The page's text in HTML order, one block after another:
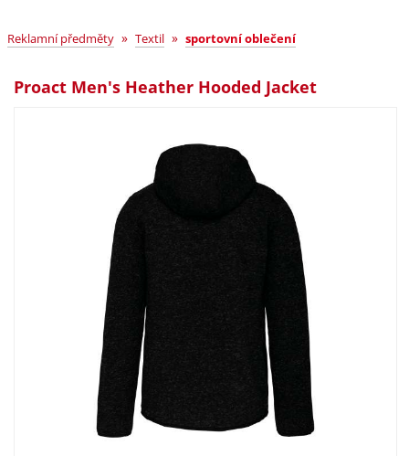
Reklamní předměty » Textil » sportovní oblečení
Proact Men's Heather Hooded Jacket